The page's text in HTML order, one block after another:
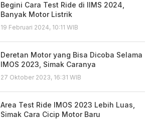
Begini Cara Test Ride di IIMS 2024,
Banyak Motor Listrik
19 Februari 2024, 10:11 WIB
Deretan Motor yang Bisa Dicoba Selama
IMOS 2023, Simak Caranya
27 Oktober 2023, 16:31 WIB
Area Test Ride IMOS 2023 Lebih Luas,
Simak Cara Cicip Motor Baru